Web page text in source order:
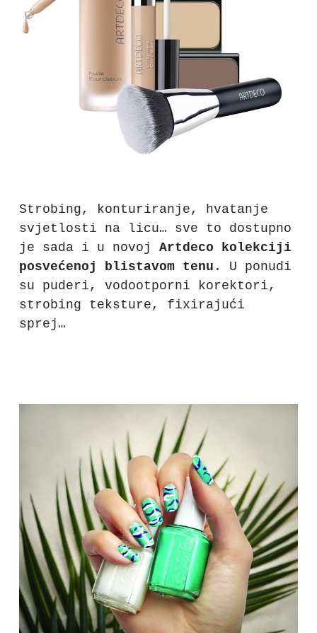
Strobing, konturiranje, hvatanje
svjetlosti na licu… sve to dostupno
je sada i u novoj Artdeco kolekciji
posvećenoj blistavom tenu . U ponudi
su puderi, vodootporni korektori,
strobing teksture, fixirajući
sprej…